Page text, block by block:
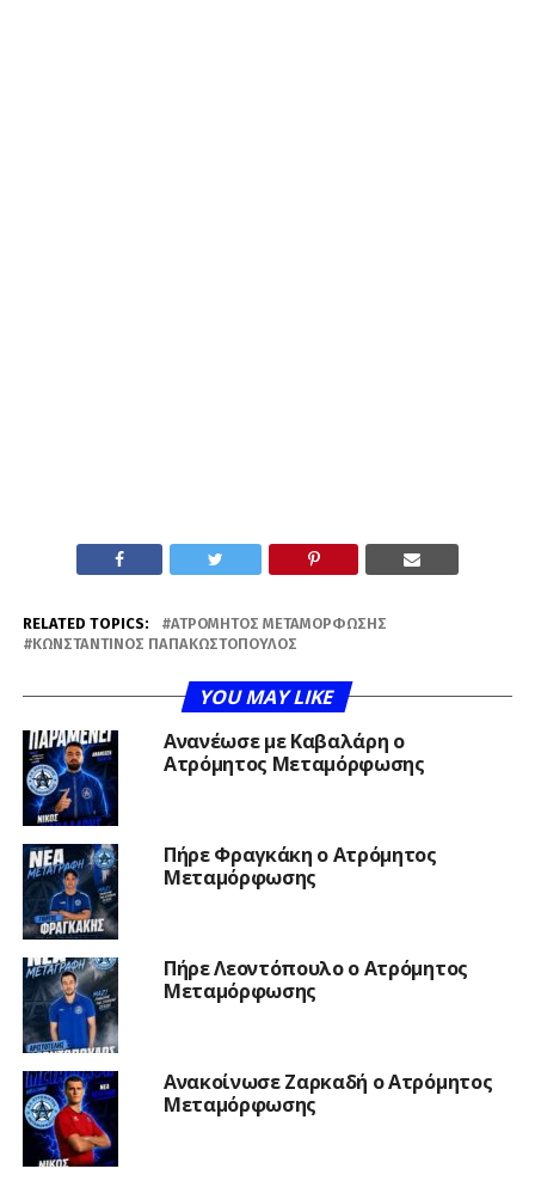
RELATED TOPICS:
ΑΤΡΌΜΗΤΟΣ ΜΕΤΑΜΌΡΦΩΣΗΣ
ΚΩΝΣΤΑΝΤΊΝΟΣ ΠΑΠΑΚΩΣΤΌΠΟΥΛΟΣ
YOU MAY LIKE
Ανανέωσε με Καβαλάρη ο
Ατρόμητος Μεταμόρφωσης
Πήρε Φραγκάκη ο Ατρόμητος
Μεταμόρφωσης
Πήρε Λεοντόπουλο ο Ατρόμητος
Μεταμόρφωσης
Ανακοίνωσε Ζαρκαδή ο Ατρόμητος
Μεταμόρφωσης